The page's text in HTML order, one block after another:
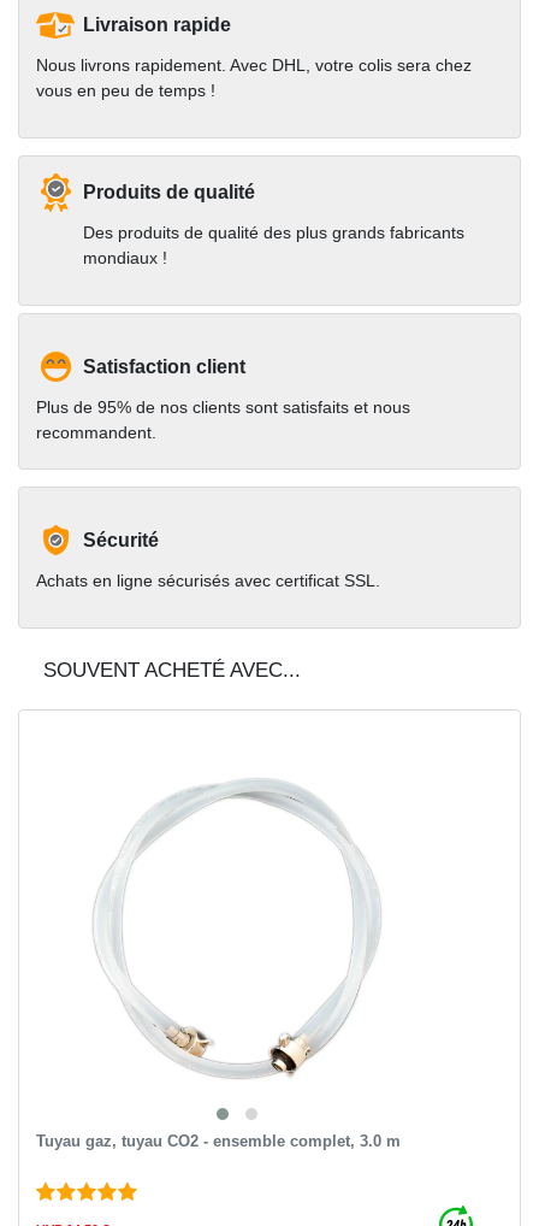
Livraison rapide
Nous livrons rapidement. Avec DHL, votre colis sera chez
vous en peu de temps !
Produits de qualité
Des produits de qualité des plus grands fabricants
mondiaux !
Satisfaction client
Plus de 95% de nos clients sont satisfaits et nous
recommandent.
Sécurité
Achats en ligne sécurisés avec certificat SSL.
SOUVENT ACHETÉ AVEC...
Tuyau gaz, tuyau CO2 - ensemble complet, 3.0 m